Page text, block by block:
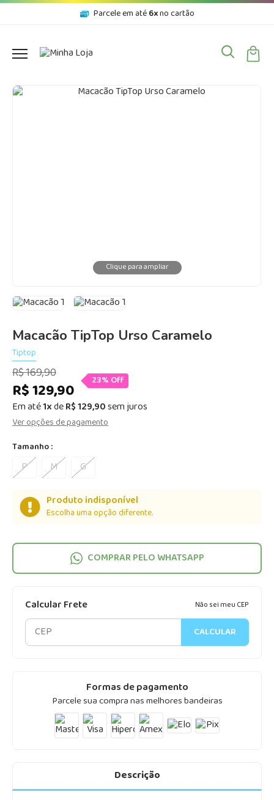
Parcele em até6xno cartão
Clique para ampliar
Macacão TipTop Urso Caramelo
Tiptop
R$ 169,90
R$ 129,90 23% Off
Em até1xdeR$ 129,90sem juros
Ver opções de pagamento
Tamanho :
P M G
Produto indisponível
Escolha uma opção diferente.
COMPRAR PELO WHATSAPP
Calcular Frete Não sei meu CEP
CALCULAR
Formas de pagamento
Parcele sua compra nas melhores bandeiras
Descrição